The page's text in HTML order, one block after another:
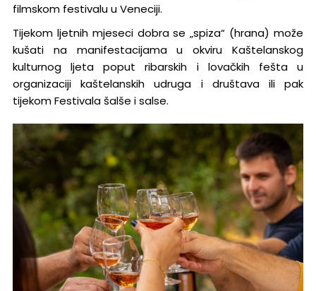
filmskom festivalu u Veneciji.
Tijekom ljetnih mjeseci dobra se „spiza“ (hrana) može
kušati na manifestacijama u okviru Kaštelanskog
kulturnog ljeta poput ribarskih i lovačkih fešta u
organizaciji kaštelanskih udruga i društava ili pak
tijekom Festivala šalše i salse.